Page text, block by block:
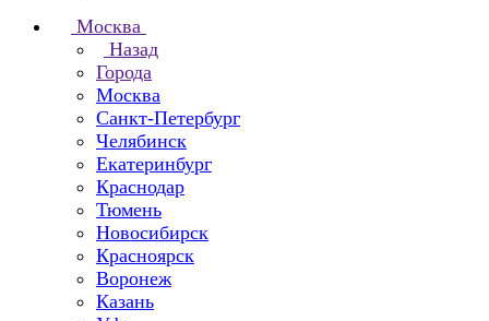
Москва
Назад
Города
Москва
Санкт-Петербург
Челябинск
Екатеринбург
Краснодар
Тюмень
Новосибирск
Красноярск
Воронеж
Казань